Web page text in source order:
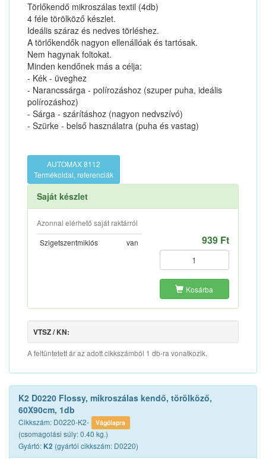
Törlőkendő mikroszálas textil (4db)
4 féle törölköző készlet.
Ideális száraz és nedves törléshez.
A törlőkendők nagyon ellenállóak és tartósak.
Nem hagynak foltokat.
Minden kendőnek más a célja:
- Kék - üveghez
- Narancssárga - polírozáshoz (szuper puha, ideális
polírozáshoz)
- Sárga - szárításhoz (nagyon nedvszívó)
- Szürke - belső használatra (puha és vastag)
AUTOMAX 8112
Termékoldal, referenciák
Saját készlet
Azonnal elérhető saját raktárról
Szigetszentmiklós
van 939 Ft
Kosárba
VTSZ / KN:
A feltüntetett ár az adott cikkszámból 1 db-ra vonatkozik.
K2 D0220 Flossy, mikroszálas kendő, törölköző,
60X90cm, 1db
Cikkszám: D0220-K2- Vágólapra
(csomagolási súly: 0.40 kg.)
Gyártó: K2 (gyártói cikkszám: D0220)